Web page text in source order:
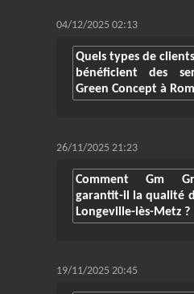
04/12/2025 02:13
Quels types de
bénéficient des
Green Concept à
26/11/2025 21:23
Comment Gm
garantit-il la qualité
Longeville-lès-Metz ?
19/11/2025 20:45